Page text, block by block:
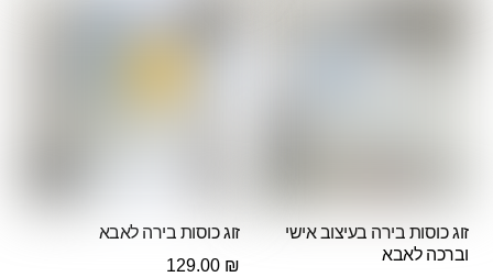
זוג כוסות בירה בעיצוב אישי
וברכה לאבא
זוג כוסות בירה לאבא
129.00 ₪